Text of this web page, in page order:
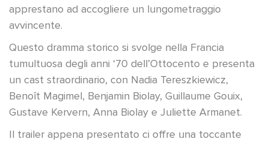
apprestano ad accogliere un lungometraggio
avvincente.
Questo dramma storico si svolge nella Francia
tumultuosa degli anni ‘70 dell’Ottocento e presenta
un cast straordinario, con Nadia Tereszkiewicz,
Benoît Magimel, Benjamin Biolay, Guillaume Gouix,
Gustave Kervern, Anna Biolay e Juliette Armanet.
Il trailer appena presentato ci offre una toccante